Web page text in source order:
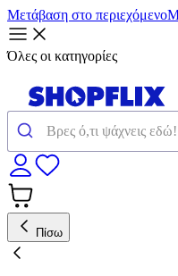
Μετάβαση στο περιεχόμενο
Όλες οι κατηγορίες
Πίσω